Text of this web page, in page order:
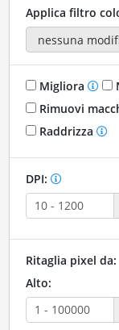
Applica filtro
Migliora
Rimuovi
Raddrizza
DPI:
Ritaglia pixel da:
Alto: